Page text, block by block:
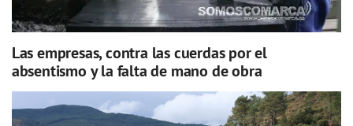
Las empresas, contra las cuerdas por el
absentismo y la falta de mano de obra